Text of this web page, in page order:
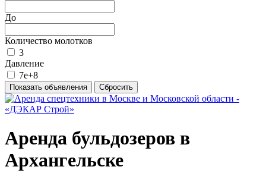
До
Количество молотков
3
Давление
7e+8
Аренда бульдозеров в
Архангельске